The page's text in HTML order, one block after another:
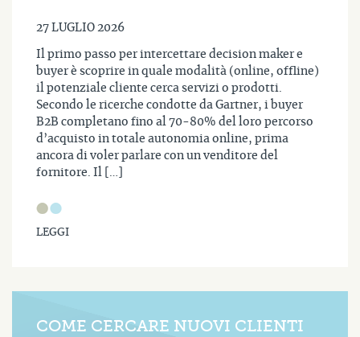
27 LUGLIO 2026
Il primo passo per intercettare decision maker e
buyer è scoprire in quale modalità (online, offline)
il potenziale cliente cerca servizi o prodotti.
Secondo le ricerche condotte da Gartner, i buyer
B2B completano fino al 70-80% del loro percorso
d’acquisto in totale autonomia online, prima
ancora di voler parlare con un venditore del
fornitore. Il […]
LEGGI
COME CERCARE NUOVI CLIENTI